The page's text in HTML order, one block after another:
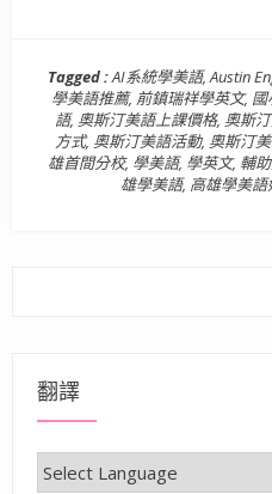
Tagged :AI系統學美語,Austin
學美語推薦, 前鎮瑞祥學英文, 國
語, 奧斯汀美語上課價格, 奧斯
方式, 奧斯汀美語活動, 奧斯汀
雄首間分校, 學美語, 學英文, 輔
雄學美語, 高雄學美
翻譯